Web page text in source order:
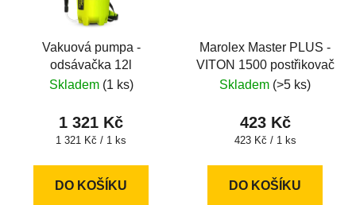
Vakuová pumpa -
odsávačka 12l
Skladem (1 ks)
1 321 Kč
Měrná
1 321 Kč / 1 ks
DO KOŠÍKU
Marolex Master PLUS -
VITON 1500 postřikovač
Skladem (>5 ks)
423 Kč
Měrná
423 Kč / 1 ks
DO KOŠÍKU